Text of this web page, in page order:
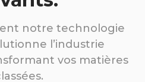
notre technologie
l’industrie
vos matières